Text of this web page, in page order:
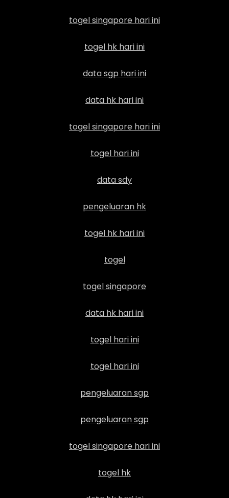
togel singapore hari ini
togel hk hari ini
data sgp hari ini
data hk hari ini
togel singapore hari ini
togel hari ini
data sdy
pengeluaran hk
togel hk hari ini
togel
togel singapore
data hk hari ini
togel hari ini
togel hari ini
pengeluaran sgp
pengeluaran sgp
togel singapore hari ini
togel hk